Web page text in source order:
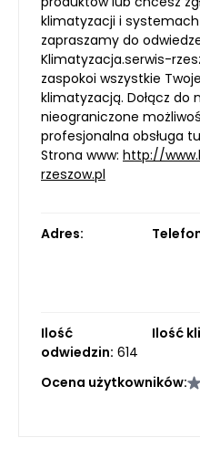
klimatyzacji i systemach
zapraszamy do
Klimatyzacja.serwis-
zaspokoi wszystkie
klimatyzacją. Dołącz do
nieograniczone
profesjonalna obsługa
Strona www: http://
rzeszow.pl
Adres:
Ilość
odwiedzin: 614
Ilość
Ocena użytkowników: